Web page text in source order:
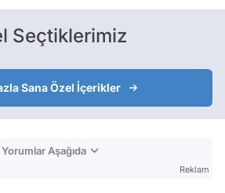
Seçtiklerimiz
Sana Özel İçerikler
Yorumlar Aşağıda
Reklam